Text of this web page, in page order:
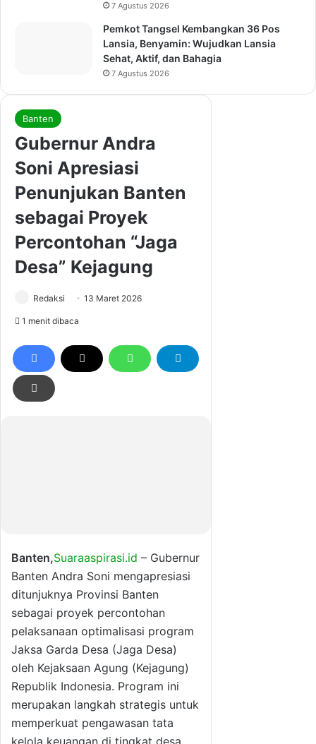
7 Agustus 2026
Pemkot Tangsel Kembangkan 36 Pos
Lansia, Benyamin: Wujudkan Lansia
Sehat, Aktif, dan Bahagia
7 Agustus 2026